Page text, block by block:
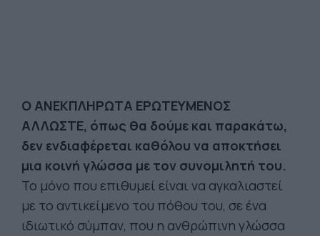
Ο ΑΝΕΚΠΛΗΡΩΤΑ ΕΡΩΤΕΥΜΕΝΟΣ
ΑΛΛΩΣΤΕ, όπως θα δούμε και παρακάτω,
δεν ενδιαφέρεται καθόλου να αποκτήσει
μια κοινή γλώσσα με τον συνομιλητή του.
Το μόνο που επιθυμεί είναι να αγκαλιαστεί
με το αντικείμενο του πόθου του, σε ένα
ιδιωτικό σύμπαν, που η ανθρώπινη γλώσσα